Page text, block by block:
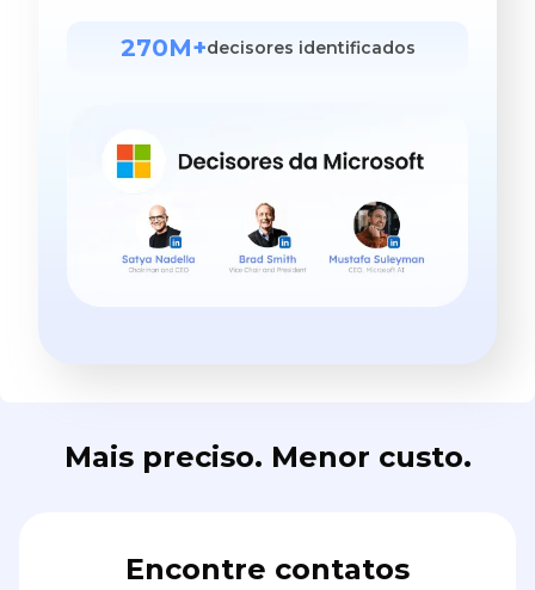
270M+decisores identificados
Mais preciso. Menor custo.
Encontre contatos